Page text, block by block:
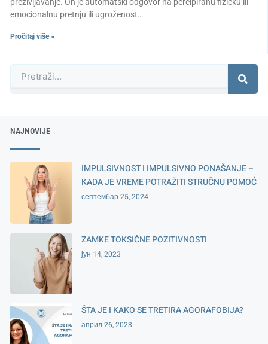
emocionalnu pretnju ili ugroženost…
Pročitaj više »
NAJNOVIJE
IMPULSIVNOST I IMPULSIVNO PONAŠANJE –
KADA JE VREME POTRAŽITI STRUČNU POMOĆ
септембар 25, 2024
ZAMKE TOKSIČNE POZITIVNOSTI
јун 14, 2023
ŠTA JE I KAKO SE TRETIRA AGORAFOBIJA?
април 26, 2023